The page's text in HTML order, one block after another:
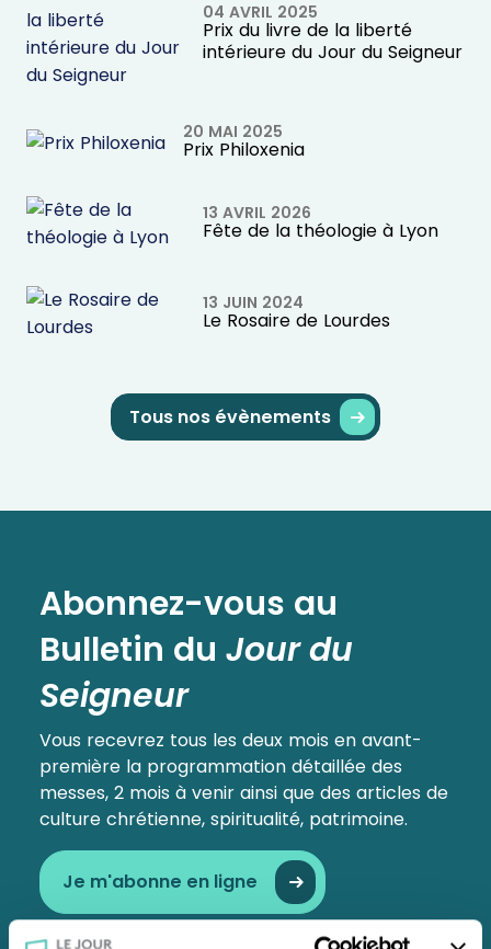
04 AVRIL 2025
Prix du livre de la liberté
intérieure du Jour du Seigneur
20 MAI 2025
Prix Philoxenia
13 AVRIL 2026
Fête de la théologie à Lyon
13 JUIN 2024
Le Rosaire de Lourdes
Tous nos évènements
Abonnez-vous au
Bulletin du Jour du
Seigneur
Vous recevrez tous les deux mois en avant-
première la programmation détaillée des
messes, 2 mois à venir ainsi que des articles de
culture chrétienne, spiritualité, patrimoine.
Je m'abonne en ligne